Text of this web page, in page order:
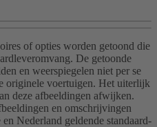
of opties worden getoond die
De getoonde
en weerspiegelen niet per se
originele voertuigen. Het uiterlijk
deze afbeeldingen afwijken.
en omschrijvingen
Nederland geldende standaard-